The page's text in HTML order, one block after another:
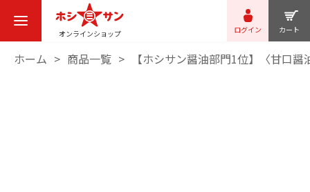
オンラインショップ ログイン カート
ホーム 商品一覧 【ホシサン醤油部門1位】〈甘口